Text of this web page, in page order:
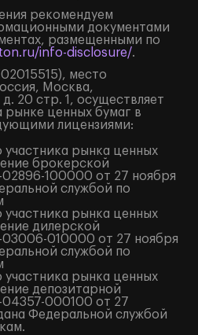
рекомендуем
документами
размещенными по
info-disclosure/.
место
Москва,
20 стр. 1, осуществляет
рынке ценных бумаг в
лицензиями:
участника рынка ценных
брокерской
100000 от 27 ноября
службой по
участника рынка ценных
дилерской
03006-010000 от 27 ноября
службой по
участника рынка ценных
депозитарной
000100 от 27
Федеральной службой